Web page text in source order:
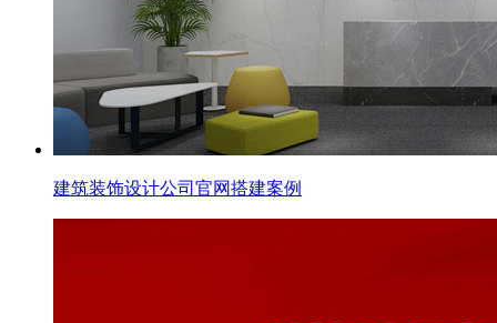
建筑装饰设计公司官网搭建案例